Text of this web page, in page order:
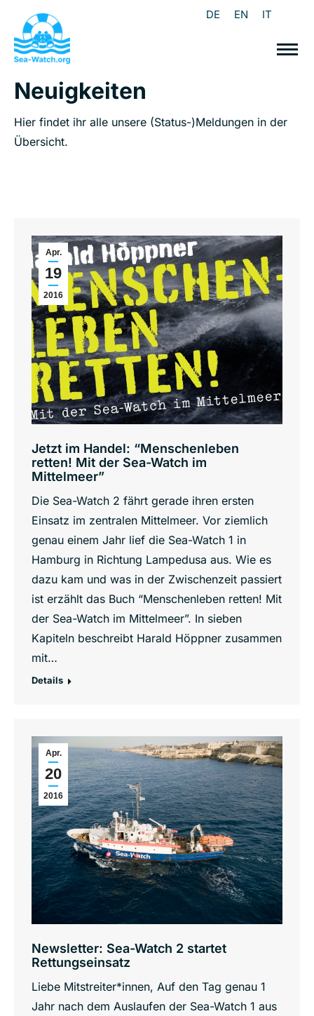
DE EN IT
Neuigkeiten
Hier findet ihr alle unsere (Status-)Meldungen in der
Übersicht.
Apr.
19
2016
Jetzt im Handel: “Menschenleben
retten! Mit der Sea-Watch im
Mittelmeer”
Die Sea-Watch 2 fährt gerade ihren ersten
Einsatz im zentralen Mittelmeer. Vor ziemlich
genau einem Jahr lief die Sea-Watch 1 in
Hamburg in Richtung Lampedusa aus. Wie es
dazu kam und was in der Zwischenzeit passiert
ist erzählt das Buch “Menschenleben retten! Mit
der Sea-Watch im Mittelmeer”. In sieben
Kapiteln beschreibt Harald Höppner zusammen
mit…
Details
Apr.
20
2016
Newsletter: Sea-Watch 2 startet
Rettungseinsatz
Liebe Mitstreiter*innen, Auf den Tag genau 1
Jahr nach dem Auslaufen der Sea-Watch 1 aus